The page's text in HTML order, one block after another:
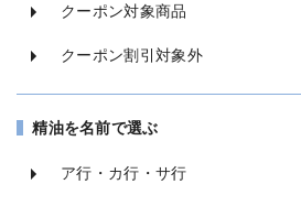
クーポン対象商品
クーポン割引対象外
精油を名前で選ぶ
ア行・カ行・サ行